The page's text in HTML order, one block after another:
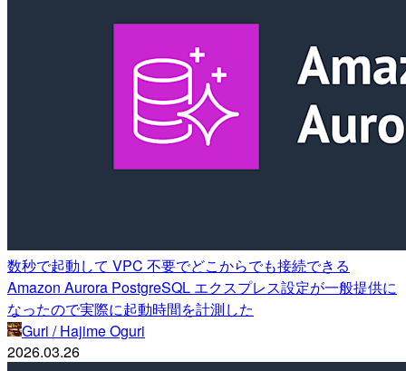
数秒で起動して VPC 不要でどこからでも接続できる
Amazon Aurora PostgreSQL エクスプレス設定が一般提供に
なったので実際に起動時間を計測した
Guri / Hajime Oguri
2026.03.26